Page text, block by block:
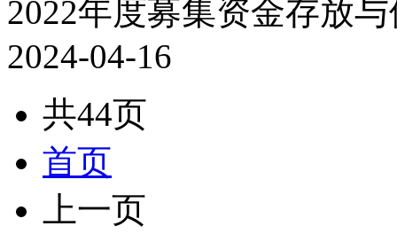
2022年度募集资金存放
2024-04-16
共44页
首页
上一页